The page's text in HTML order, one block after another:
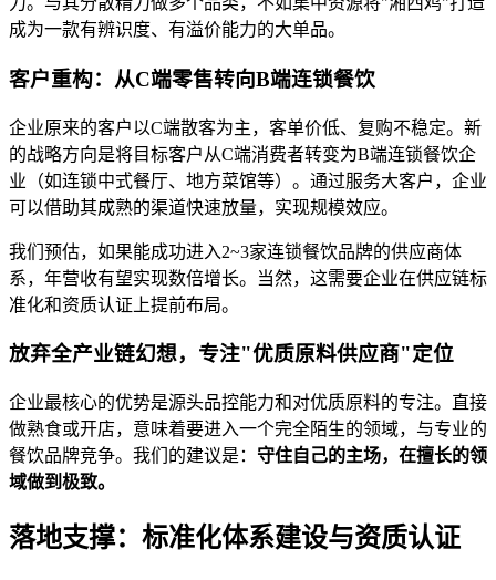
成为一款有辨识度、有溢价能力的大单品。
客户重构：从C端零售转向B端连锁餐饮
企业原来的客户以C端散客为主，客单价低、复购不稳定。新
的战略方向是将目标客户从C端消费者转变为B端连锁餐饮企
业（如连锁中式餐厅、地方菜馆等）。通过服务大客户，企业
可以借助其成熟的渠道快速放量，实现规模效应。
我们预估，如果能成功进入2~3家连锁餐饮品牌的供应商体
系，年营收有望实现数倍增长。当然，这需要企业在供应链标
准化和资质认证上提前布局。
放弃全产业链幻想，专注"优质原料供应商"定位
企业最核心的优势是源头品控能力和对优质原料的专注。直接
做熟食或开店，意味着要进入一个完全陌生的领域，与专业的
餐饮品牌竞争。我们的建议是： 守住自己的主场，在擅长的领
域做到极致。
落地支撑：标准化体系建设与资质认证